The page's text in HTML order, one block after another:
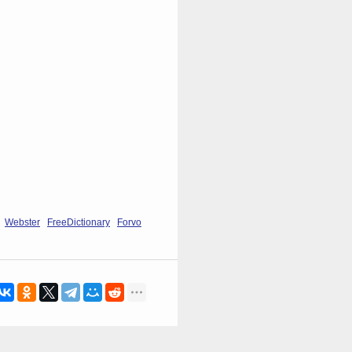
Webster FreeDictionary Forvo